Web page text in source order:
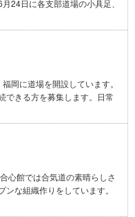
24日に各支部道場の小具足、
岡に道場を開設しています。
できる方を募集します。日常
心館では合気道の素晴らしさ
な組織作りをしています。